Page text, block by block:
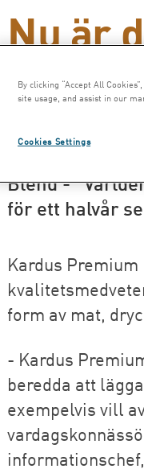
Nu är
för
Swedish
Blend, en
Blend -
för ett halvår
Kardus
form av mat,
- Kardus
beredda att
exempelvis vill
By clicking “Accept All
site usage, and assist in our
Cookies Settings